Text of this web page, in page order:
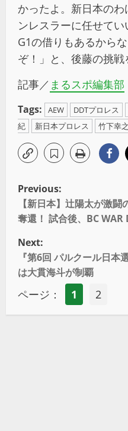
かったよ。新日本の
ンレスラーに任せて
G1の借りもあるから
ぞ！」と、後藤の挑戦
記事／ まるスポ編集部
Tags: AEW DDTプロレス
紀
新日本プロレス 竹下幸
Previous:
【新日本】辻陽太が激
奪還！ 試合後、BC WAR
Next:
『第6回 パルクール日本
は大貫海斗が制覇
ページ： 1 2